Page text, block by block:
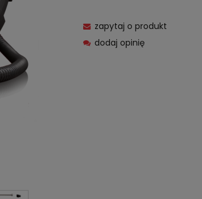
zapytaj o produkt
dodaj opinię